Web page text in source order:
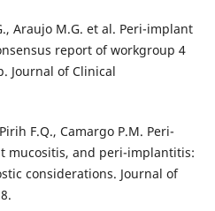
Araujo M.G. et al. Peri-implant
report of workgroup 4
Journal of Clinical
F.Q., Camargo P.M. Peri-
mucositis, and peri-implantitis:
considerations. Journal of